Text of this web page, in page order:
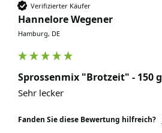
Verifizierter Käufer
Hannelore Wegener
Hamburg, DE
Sprossenmix "Brotzeit" - 150 g
Sehr lecker
Fanden Sie diese Bewertung hilfreich?